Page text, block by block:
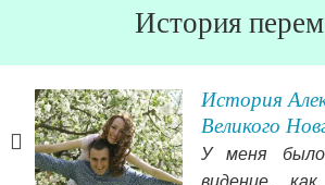
История
История
Великого
У меня было